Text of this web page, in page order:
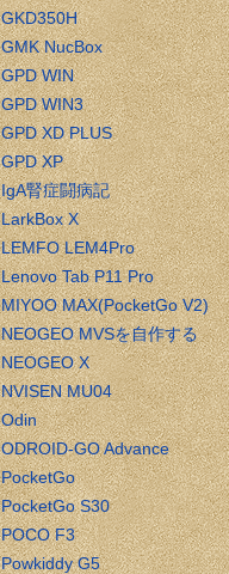
GKD350H
GMK NucBox
GPD WIN
GPD WIN3
GPD XD PLUS
GPD XP
IgA腎症闘病記
LarkBox X
LEMFO LEM4Pro
Lenovo Tab P11 Pro
MIYOO MAX(PocketGo V2)
NEOGEO MVSを自作する
NEOGEO X
NVISEN MU04
Odin
ODROID-GO Advance
PocketGo
PocketGo S30
POCO F3
Powkiddy G5